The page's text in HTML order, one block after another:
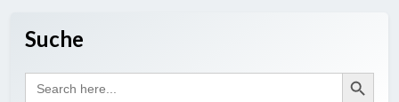
Suche
Search
for:
Search Button